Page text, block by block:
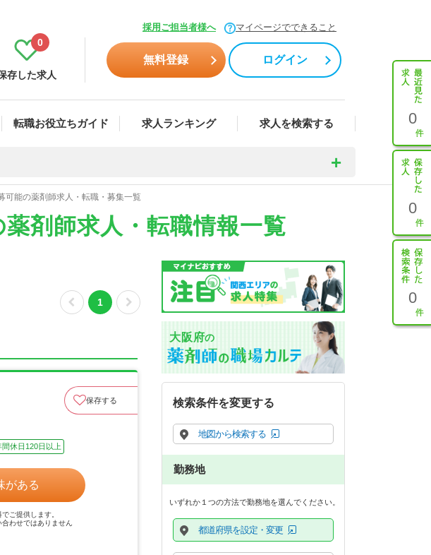
採用ご担当者様へ マイページでできること
存した求人
0
無料登録 ログイン
転職お役立ちガイド 求人ランキング 求人を検索する 0
0
0
可能の薬剤師求人・転職・募集一覧
剤師求人・転職情報一覧
1
保存する
間休日120日以上
がある
ご提供します。
わせではありません
大阪府の
検索条件を変更する
地図から検索する
勤務地
いずれか１つの方法で勤務地を選んでください。
都道府県を設定・変更